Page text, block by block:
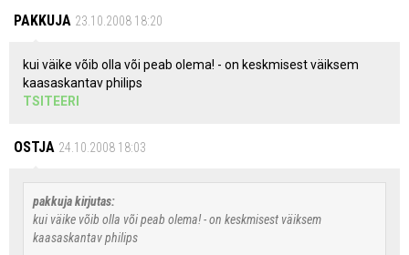
PAKKUJA 23.10.2008 18:20
kui väike võib olla või peab olema! - on keskmisest väiksem
kaasaskantav philips
TSITEERI
OSTJA 24.10.2008 18:03
pakkuja kirjutas:
kui väike võib olla või peab olema! - on keskmisest väiksem
kaasaskantav philips